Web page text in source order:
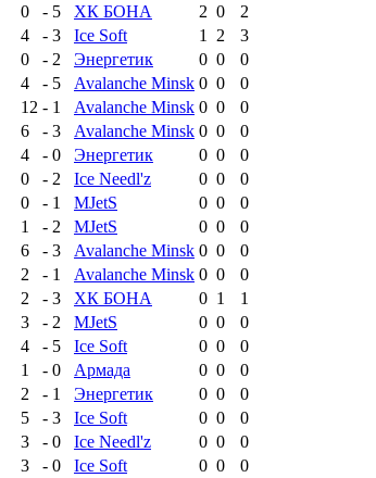
0 - 5 ХК БОНА 2 0
2
4 - 3 Ice Soft 1 2
3
0 - 2 Энергетик 0 0
0
4 - 5 Avalanche Minsk 0 0
0
12 - 1 Avalanche Minsk 0 0
0
6 - 3 Avalanche Minsk 0 0
0
4 - 0 Энергетик 0 0
0
0 - 2 Ice Needl'z 0 0
0
0 - 1 MJetS 0 0
0
1 - 2 MJetS 0 0
0
6 - 3 Avalanche Minsk 0 0
0
2 - 1 Avalanche Minsk 0 0
0
2 - 3 ХК БОНА 0 1
1
3 - 2 MJetS 0 0
0
4 - 5 Ice Soft 0 0
0
1 - 0 Армада 0 0
0
2 - 1 Энергетик 0 0
0
5 - 3 Ice Soft 0 0
0
3 - 0 Ice Needl'z 0 0
0
3 - 0 Ice Soft 0 0
0